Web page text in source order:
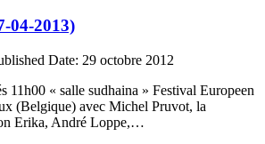
04-2013)
Date: 29 octobre 2012
11h00 « salle sudhaina » Festival Europeen
(Belgique) avec Michel Pruvot, la
Erika, André Loppe,…